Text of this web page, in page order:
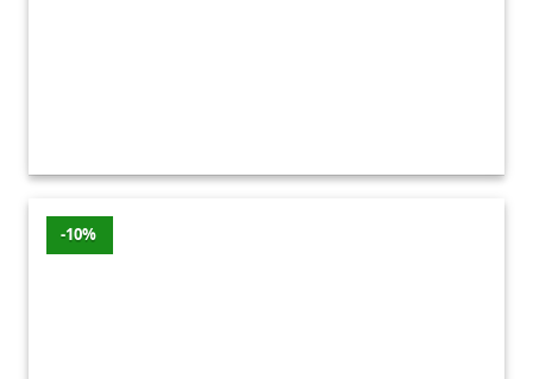
-10%